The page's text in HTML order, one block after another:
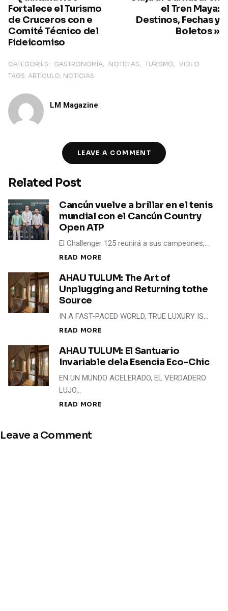
el Tren Maya:
Destinos, Fechas y
Boletos »
Fortalece el Turismo
de Cruceros con e
Comité Técnico del
Fideicomiso
CATEGORIES: GASTRONOMÍA NOTICIAS TURISMO
VIDEO
TAGS: ARTÍCULO NOTICIAS
LM Magazine:
LEAVE A COMMENT
Related Post
Cancún vuelve a brillar en el tenis
mundial con el Cancún Country
Open ATP
El Challenger 125 reunirá a sus campeones,…
READ MORE
AHAU TULUM: The Art of
Unplugging and Returning tothe
Source
IN A FAST-PACED WORLD, TRUE LUXURY IS…
READ MORE
AHAU TULUM: El Santuario
Invariable dela Esencia Eco-Chic
EN UN MUNDO ACELERADO, EL VERDADERO
LUJO…
READ MORE
Leave a Comment